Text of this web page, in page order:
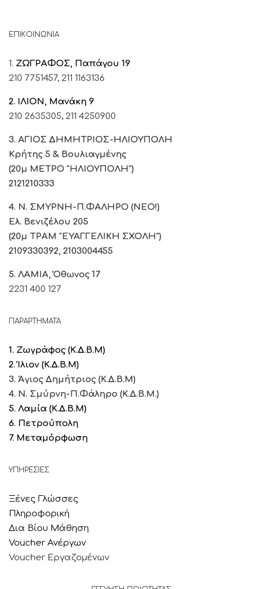
ΕΠΙΚΟΙΝΩΝΙΑ
1. ΖΩΓΡΑΦΟΣ, Παπάγου 19
210 7751457, 211 1163136
2. ΙΛΙΟΝ, Μανάκη 9
210 2635305, 211 4250900
3. ΑΓΙΟΣ ΔΗΜΗΤΡΙΟΣ-ΗΛΙΟΥΠΟΛΗ
Κρήτης 5 & Βουλιαγμένης
(20μ ΜΕΤΡΟ "ΗΛΙΟΥΠΟΛΗ")
2121210333
4. Ν. ΣΜΥΡΝΗ-Π.ΦΑΛΗΡΟ (ΝΕΟ!)
Ελ. Βενιζέλου 205
(20μ ΤΡΑΜ "ΕΥΑΓΓΕΛΙΚΗ ΣΧΟΛΗ")
2109330392, 2103004455
5. ΛΑΜΙΑ, Όθωνος 17
2231 400 127
ΠΑΡΑΡΤΗΜΑΤΑ
1. Ζωγράφος (Κ.Δ.Β.Μ)
2. Ίλιον (Κ.Δ.Β.Μ)
3. Άγιος Δημήτριος (Κ.Δ.Β.Μ)
4. Ν. Σμύρνη-Π.Φάληρο (Κ.Δ.Β.Μ.)
5. Λαμία (Κ.Δ.Β.Μ)
6. Πετρούπολη
7. Μεταμόρφωση
ΥΠΗΡΕΣΙΕΣ
Ξένες Γλώσσες
Πληροφορική
Δια Βίου Μάθηση
Voucher Ανέργων
Voucher Εργαζομένων